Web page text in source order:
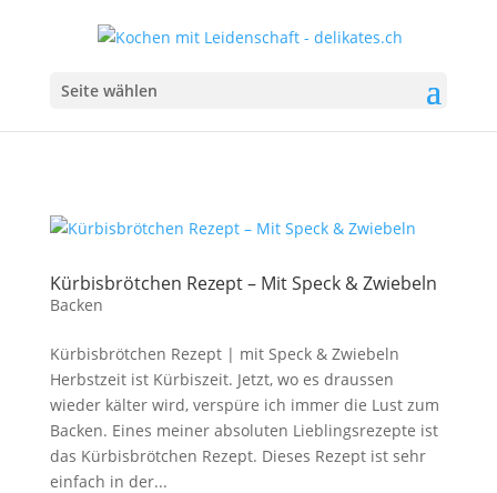
Seite wählen
Kürbisbrötchen Rezept – Mit Speck & Zwiebeln
Backen
Kürbisbrötchen Rezept | mit Speck & Zwiebeln
Herbstzeit ist Kürbiszeit. Jetzt, wo es draussen
wieder kälter wird, verspüre ich immer die Lust zum
Backen. Eines meiner absoluten Lieblingsrezepte ist
das Kürbisbrötchen Rezept. Dieses Rezept ist sehr
einfach in der...